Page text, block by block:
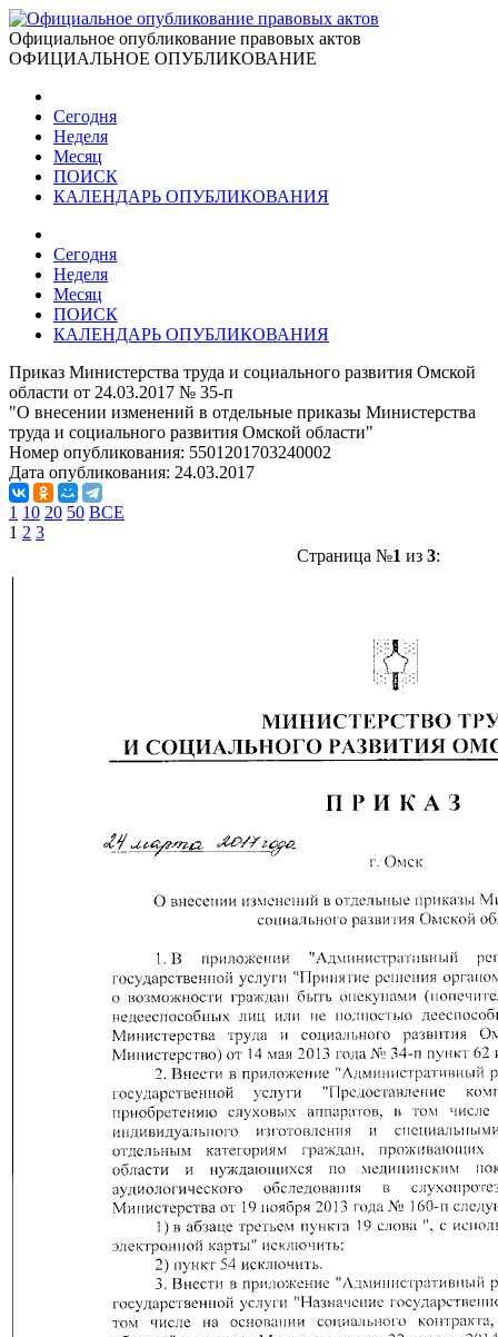
Официальное опубликование правовых актов
ОФИЦИАЛЬНОЕ ОПУБЛИКОВАНИЕ
Сегодня
Неделя
Месяц
ПОИСК
КАЛЕНДАРЬ ОПУБЛИКОВАНИЯ
Сегодня
Неделя
Месяц
ПОИСК
КАЛЕНДАРЬ ОПУБЛИКОВАНИЯ
Приказ Министерства труда и социального развития Омской
области от 24.03.2017 № 35-п
"О внесении изменений в отдельные приказы Министерства
труда и социального развития Омской области"
Номер опубликования: 5501201703240002
Дата опубликования: 24.03.2017
1 10 20 50 ВСЕ
1 2 3
Страница №1 из 3: